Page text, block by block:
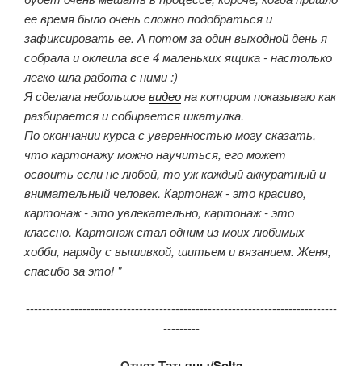
ее время было очень сложно подобраться и
зафиксировать ее. А потом за один выходной день я
собрала и оклеила все 4 маленьких ящика - настолько
легко шла работа с ними :)
Я сделала небольшоевидеона котором показываю как
разбирается и собирается шкатулка.
По окончании курса с уверенностью могу сказать,
что картонажу можно научиться, его может
освоить если не любой, то уж каждый аккуратный и
внимательный человек. Картонаж - это красиво,
картонаж - это увлекательно, картонаж - это
классно. Картонаж стал одним из моих любимых
хобби, наряду с вышивкой, шитьем и вязанием. Женя,
спасибо за это! "
-----------------------------------------------------------------------------
---------